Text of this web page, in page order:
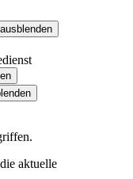
aktuelle